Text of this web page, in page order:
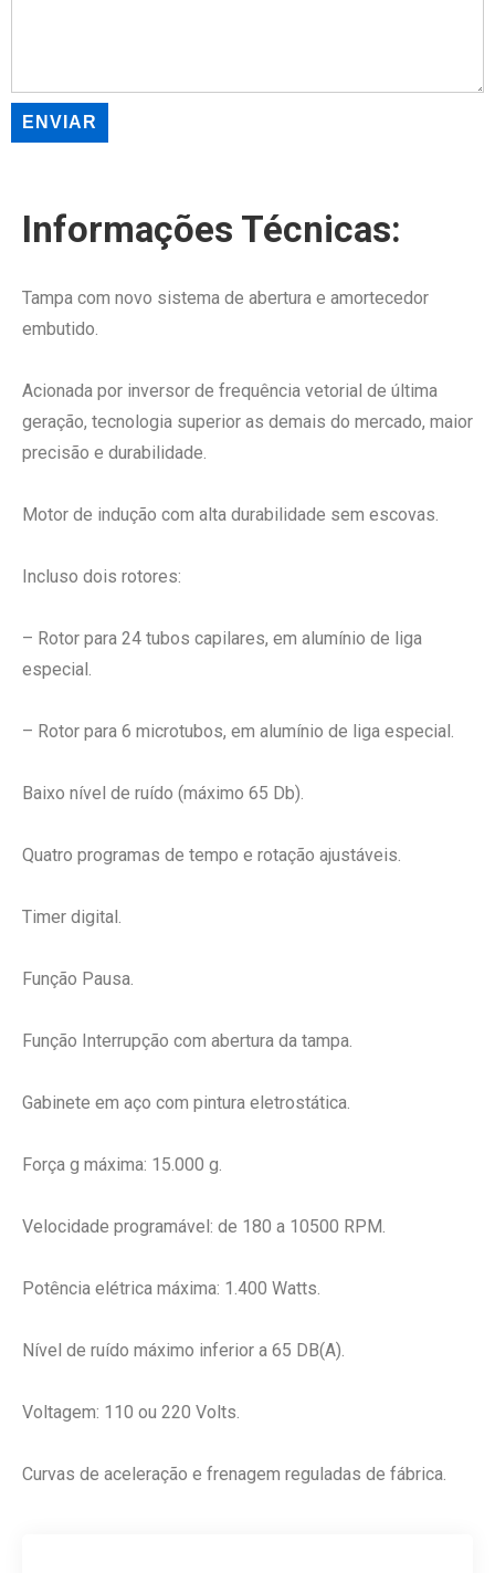
Informações Técnicas:
Tampa com novo sistema de abertura e amortecedor
embutido.
Acionada por inversor de frequência vetorial de última
geração, tecnologia superior as demais do mercado, maior
precisão e durabilidade.
Motor de indução com alta durabilidade sem escovas.
Incluso dois rotores:
– Rotor para 24 tubos capilares, em alumínio de liga
especial.
– Rotor para 6 microtubos, em alumínio de liga especial.
Baixo nível de ruído (máximo 65 Db).
Quatro programas de tempo e rotação ajustáveis.
Timer digital.
Função Pausa.
Função Interrupção com abertura da tampa.
Gabinete em aço com pintura eletrostática.
Força g máxima: 15.000 g.
Velocidade programável: de 180 a 10500 RPM.
Potência elétrica máxima: 1.400 Watts.
Nível de ruído máximo inferior a 65 DB(A).
Voltagem: 110 ou 220 Volts.
Curvas de aceleração e frenagem reguladas de fábrica.